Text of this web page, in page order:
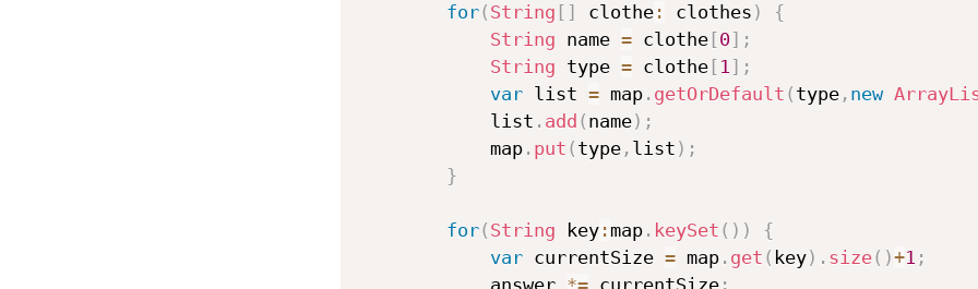
for( String [ ] clothe : clothes )
{
String name = clothe [0] ;
String type = clothe [ 1 ] ;
var list = map . getOrDefault ( type , new
            list
. add ( name) ;
            map
. put ( type , list ) ;
}
for( String key : map . keySet ( ) )
{
var currentSize = map . get ( key) . size( )+1 ;